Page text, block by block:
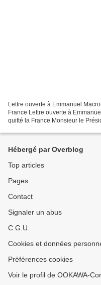
Lettre ouverte à Emmanuel
France Lettre ouverte à
quitté la France Monsieur le
Hébergé par Overblog
Top articles
Pages
Contact
Signaler un abus
C.G.U.
Cookies et données
Préférences cookies
Voir le profil de OOKAWA-